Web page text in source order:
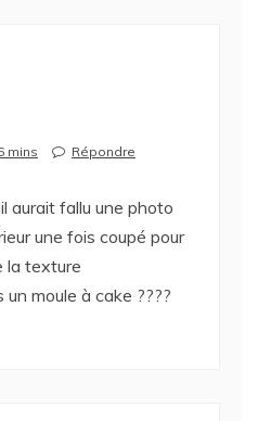
mins Répondre
aurait fallu une photo
une fois coupé pour
la texture
moule à cake ????